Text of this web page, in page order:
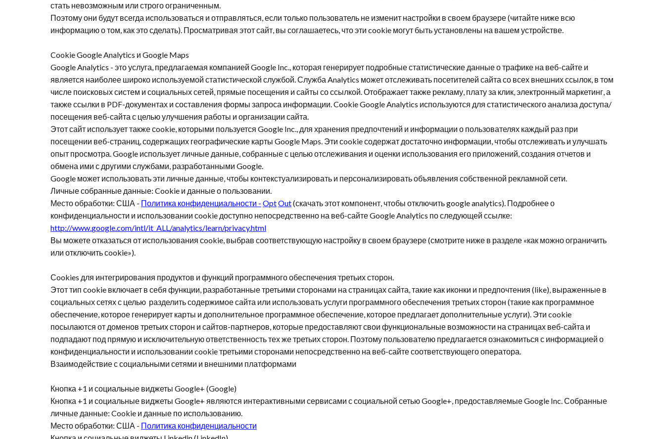
стать невозможным или строго ограниченным.
Поэтому они будут всегда использоваться и отправляться, если только пользователь не изменит настройки в своем браузере (читайте ниже всю
информацию о том, как это сделать). Просматривая этот сайт, вы соглашаетесь, что эти cookie могут быть установлены на вашем устройстве.
Cookie Google Analytics и Google Maps
Google Analytics - это услуга, предлагаемая компанией Google Inc., которая генерирует подробные статистические данные о трафике на веб-сайте и
является наиболее широко используемой статистической службой. Служба Analytics может отслеживать посетителей сайта со всех внешних ссылок, в том
числе поисковых систем и социальных сетей, прямые посещения и сайты со ссылкой. Отображает также рекламу, плату за клик, электронный маркетинг, а
также ссылки в PDF-документах и составления формы запроса информации.CookieGoogle Analytics используются для статистического анализа доступа/
посещения веб-сайта с целью улучшения работы и организации сайта.
Этот сайт использует также сookie, которыми пользуется Google Inc., для хранения предпочтений и информации о пользователях каждый раз при
посещении веб-страниц, содержащих географические карты Google Maps. Эти сookie содержат достаточно информации, чтобы отслеживать и улучшать
опыт просмотра. Google использует личные данные, собранные с целью отслеживания и оценки использования его приложений, создания отчетов и
обмена ими с другими службами, разработанными Google.
Google может использовать эти личные данные, чтобы контекстуализировать и персонализировать объявления собственной рекламной сети.
Личные собранные данные: Cookie и данные о пользовании.
Место обработки: США - Политика конфиденциальности - OptOut(скачать этот компонент, чтобы отключитьgoogleanalytics). Подробнее о
конфиденциальности и использовании сookie доступно непосредственно на веб-сайте Google Analytics по следующей ссылке:
http://www.google.com/intl/it ALL/analytics/learn/privacy.html
Вы можете отказаться от использования сookie, выбрав соответствующую настройку в своем браузере (смотрите ниже в разделе «как можно ограничить
или отключить сookie»).
Сookies для интегрирования продуктов и функций программного обеспечения третьих сторон.
Этот тип сookie включает в себя функции, разработанные третьими сторонами на страницах сайта, такие как иконки и предпочтения (like), выраженные в
социальных сетях с целью разделить содержимое сайта или использовать услуги программного обеспечения третьих сторон (такие как программное
обеспечение, которое генерирует карты и дополнительное программное обеспечение, которое предлагает дополнительные услуги). Эти cookie
посылаются от доменов третьих сторон и сайтов-партнеров, которые предоставляют свои функциональные возможности на страницах веб-сайта и
подпадают под прямую и исключительную ответственность тех же третьих сторон. Поэтому пользователю предлагается ознакомиться с информацией о
конфиденциальности и использовании cookieтретьими сторонами непосредственно на веб-сайте соответствующего оператора.
Взаимодействие с социальными сетями и внешними платформами
Кнопка +1 и социальные виджеты Google+ (Google)
Кнопка +1 и социальные виджеты Google+ являются интерактивными сервисами с социальной сетью Google+, предоставляемые Google Inc. Собранные
личные данные: Cookie и данные по использованию.
Место обработки: США - Политика конфиденциальности